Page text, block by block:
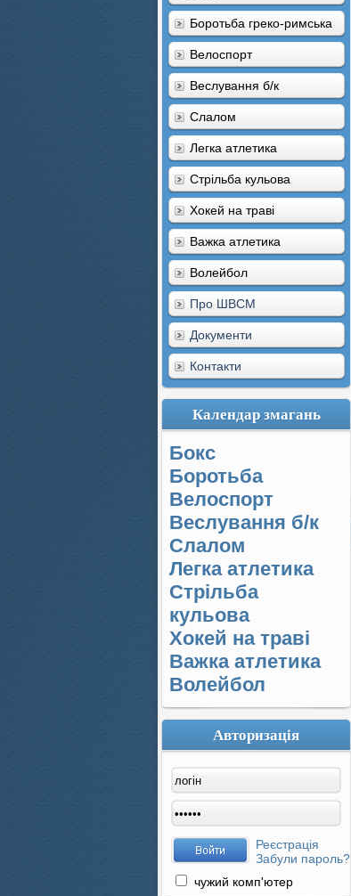
Боротьба греко-римська
Велоспорт
Веслування б/к
Cлалом
Легка атлетика
Стрільба кульова
Хокей на траві
Важка атлетика
Волейбол
Про ШВСМ
Документи
Контакти
Календар змагань
Бокс
Боротьба
Велоспорт
Веслування б/к
Cлалом
Легка атлетика
Стрільба
кульова
Хокей на траві
Важка атлетика
Волейбол
Авторизація
Реєстрація
Забули пароль?
чужий комп'ютер